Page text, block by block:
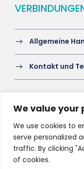
We value your
We use cookies to
serve personalized
traffic. By clicking
of cookies.
Allgemeine
Kontakt und
Copyright